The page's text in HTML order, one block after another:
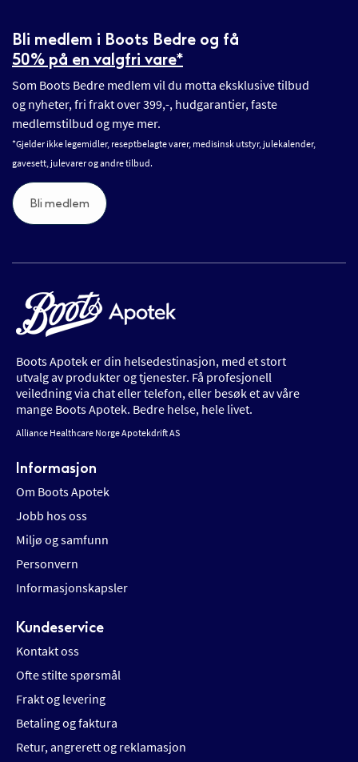
Bli medlem i Boots Bedre og få
50% på en valgfri vare*
Som Boots Bedre medlem vil du motta eksklusive tilbud
og nyheter, fri frakt over 399,-, hudgarantier, faste
medlemstilbud og mye mer.
*Gjelder ikke legemidler, reseptbelagte varer, medisinsk utstyr, julekalender,
gavesett, julevarer og andre tilbud.
Bli medlem
Boots Apotek er din helsedestinasjon, med et stort
utvalg av produkter og tjenester. Få profesjonell
veiledning via chat eller telefon, eller besøk et av våre
mange Boots Apotek. Bedre helse, hele livet.
Alliance Healthcare Norge Apotekdrift AS
Informasjon
Om Boots Apotek
Jobb hos oss
Miljø og samfunn
Personvern
Informasjonskapsler
Kundeservice
Kontakt oss
Ofte stilte spørsmål
Frakt og levering
Betaling og faktura
Retur, angrerett og reklamasjon